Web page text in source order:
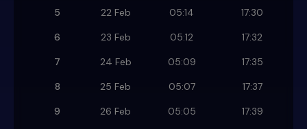
5
22 Feb 05:14
17:30
6
23 Feb 05:12
17:32
7
24 Feb 05:09
17:35
8
25 Feb 05:07
17:37
9
26 Feb 05:05
17:39